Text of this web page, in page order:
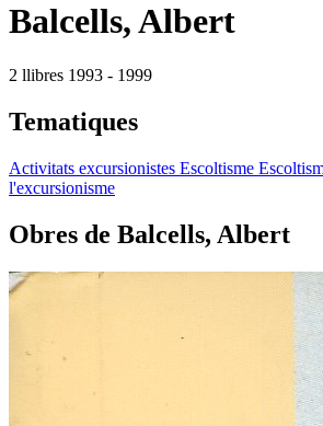
Balcells, Albert
2 llibres 1993 - 1999
Tematiques
Activitats excursionistes Escoltisme
l'excursionisme
Obres de Balcells, Albert